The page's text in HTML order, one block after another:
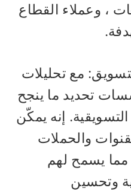
، وعملاء القطاع
مع تحليلات
تحديد ما ينجح
إنه يمكّن
والحملات
يسمح لهم
وتحسين